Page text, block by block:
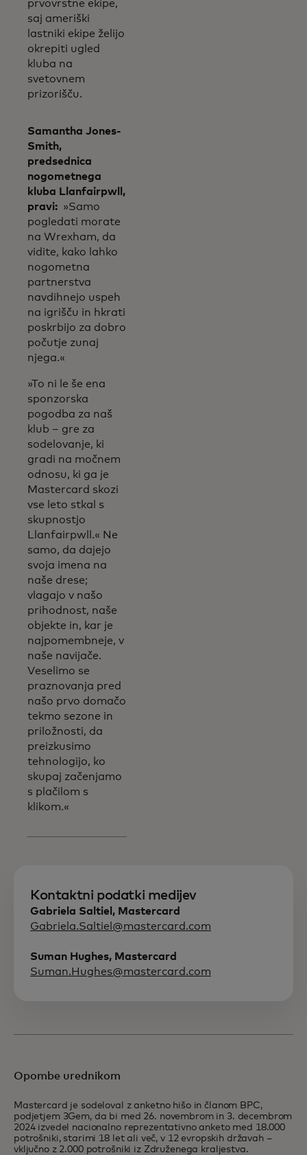
prvovrstne ekipe,
saj ameriški
lastniki ekipe želijo
okrepiti ugled
kluba na
svetovnem
prizorišču.
Samantha Jones-
Smith,
predsednica
nogometnega
kluba Llanfairpwll,
pravi: »Samo
pogledati morate
na Wrexham, da
vidite, kako lahko
nogometna
partnerstva
navdihnejo uspeh
na igrišču in hkrati
poskrbijo za dobro
počutje zunaj
njega.«
»To ni le še ena
sponzorska
pogodba za naš
klub – gre za
sodelovanje, ki
gradi na močnem
odnosu, ki ga je
Mastercard skozi
vse leto stkal s
skupnostjo
Llanfairpwll.« Ne
samo, da dajejo
svoja imena na
naše drese;
vlagajo v našo
prihodnost, naše
objekte in, kar je
najpomembneje, v
naše navijače.
Veselimo se
praznovanja pred
našo prvo domačo
tekmo sezone in
priložnosti, da
preizkusimo
tehnologijo, ko
skupaj začenjamo
s plačilom s
klikom.«
Kontaktni podatki medijev
Gabriela Saltiel, Mastercard
Gabriela.Saltiel@mastercard.com
Suman Hughes, Mastercard
Suman.Hughes@mastercard.com
Opombe urednikom
Mastercard je sodeloval z anketno hišo in članom BPC,
podjetjem 3Gem, da bi med 26. novembrom in 3. decembrom
2024 izvedel nacionalno reprezentativno anketo med 18.000
potrošniki, starimi 18 let ali več, v 12 evropskih državah –
vključno z 2.000 potrošniki iz Združenega kraljestva.